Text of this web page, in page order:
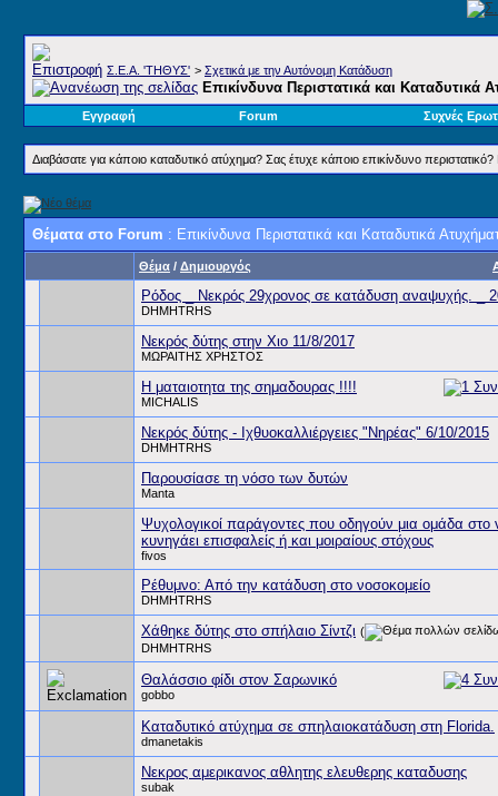
Σ.E.A. 'ΤΗΘΥΣ' > Σχετικά με την Αυτόνομη Κατάδυση
Επικίνδυνα Περιστατικά και Καταδυτικά
Εγγραφή Forum Συχνές
Διαβάσατε για κάποιο καταδυτικό ατύχημα? Σας έτυχε κάποιο επικίνδυνο
Θέματα στο Forum : Επικίνδυνα Περιστατικά και Καταδυτικά
Θέμα / Δημιουργός
Ρόδος _ Νεκρός 29χρονος σε κατάδυση αναψυχής. _
DHMHTRHS
Νεκρός δύτης στην Χιο 11/8/2017
ΜΩΡΑΙΤΗΣ ΧΡΗΣΤΟΣ
Η ματαιοτητα της σημαδουρας !!!!
MICHALIS
Νεκρός δύτης - Ιχθυοκαλλιέργειες "Νηρέας" 6/10/2015
DHMHTRHS
Παρουσίασε τη νόσο των δυτών
Manta
Ψυχολογικοί παράγοντες που οδηγούν μια ομάδα στο
κυνηγάει επισφαλείς ή και μοιραίους στόχους
fivos
Ρέθυμνο: Από την κατάδυση στο νοσοκομείο
DHMHTRHS
Χάθηκε δύτης στο σπήλαιο Σίντζι (
DHMHTRHS
Θαλάσσιο φίδι στον Σαρωνικό
gobbo
Καταδυτικό ατύχημα σε σπηλαιοκατάδυση στη Florida.
dmanetakis
Νεκρος αμερικανος αθλητης ελευθερης καταδυσης
subak